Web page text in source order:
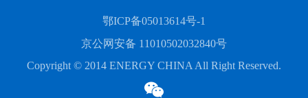
鄂ICP备05013614号-1
京公网安备 11010502032840号
Copyright © 2014 ENERGY CHINA All Right Reserved.